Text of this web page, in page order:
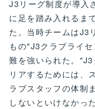
J3リーグ制度が導入
に足を踏み入れるま
た。当時チームはJ3
もの"J3クラブライ
難を強いられた。
リアするためには、
ラブスタッフの体制
しないといけなかった